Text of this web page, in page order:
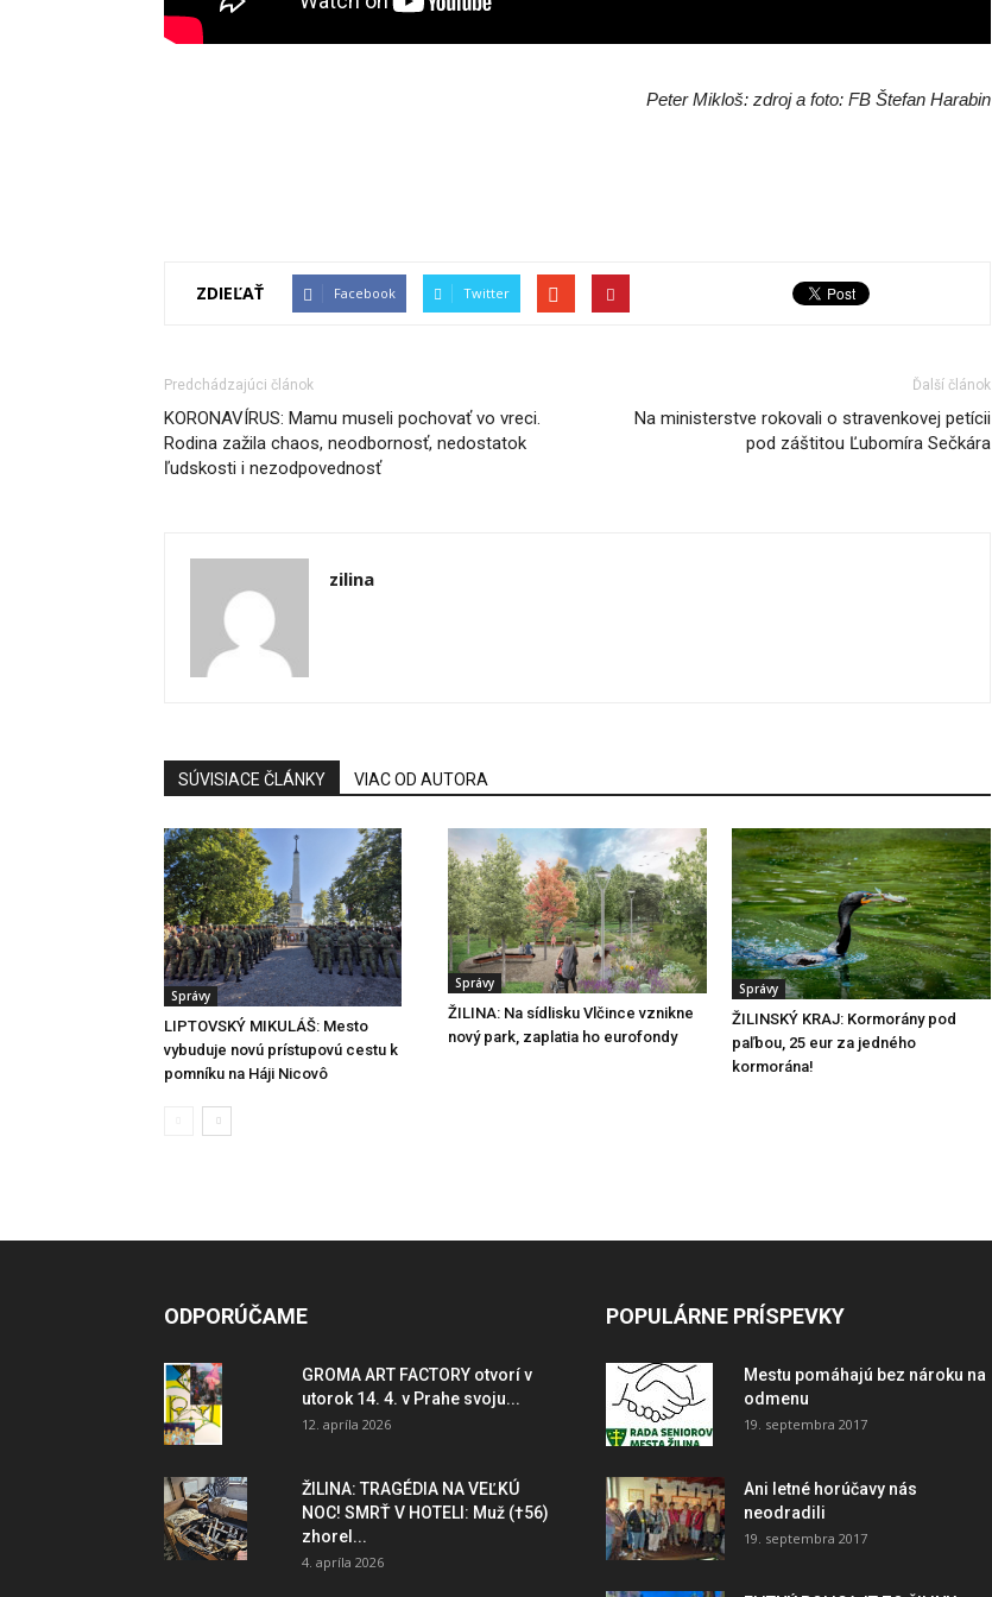
Peter Mikloš: zdroj a foto: FB Štefan Harabin
ZDIEĽAŤ Facebook Twitter
Predchádzajúci článok
KORONAVÍRUS: Mamu museli pochovať vo vreci.
Rodina zažila chaos, neodbornosť, nedostatok
ľudskosti i nezodpovednosť
Ďalší článok
Na ministerstve rokovali o stravenkovej petícii
pod záštitou Ľubomíra Sečkára
zilina
SÚVISIACE ČLÁNKY VIAC OD AUTORA
Správy
LIPTOVSKÝ MIKULÁŠ: Mesto
vybuduje novú prístupovú cestu k
pomníku na Háji Nicovô
Správy
ŽILINA: Na sídlisku Vlčince vznikne
nový park, zaplatia ho eurofondy
Správy
ŽILINSKÝ KRAJ: Kormorány pod
paľbou, 25 eur za jedného
kormorána!
ODPORÚČAME
GROMA ART FACTORY otvorí v
utorok 14. 4. v Prahe svoju...
12. apríla 2026
ŽILINA: TRAGÉDIA NA VEĽKÚ
NOC! SMRŤ V HOTELI: Muž (†56)
zhorel...
4. apríla 2026
POPULÁRNE PRÍSPEVKY
Mestu pomáhajú bez nároku na
odmenu
19. septembra 2017
Ani letné horúčavy nás
neodradili
19. septembra 2017